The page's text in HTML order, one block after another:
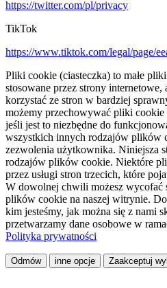
https://twitter.com/pl/privacy
TikTok
https://www.tiktok.com/legal/page/
Pliki cookie (ciasteczka) to małe
stosowane przez strony
korzystać ze stron w bardziej
możemy przechowywać pliki
jeśli jest to niezbędne do
wszystkich innych rodzajów plików
zezwolenia użytkownika. Niniejsza
rodzajów plików cookie. Niektóre
przez usługi stron trzecich, które
W dowolnej chwili możesz wycofać
plików cookie na naszej witrynie.
kim jesteśmy, jak można się z nami
przetwarzamy dane osobowe w
Polityka prywatności
Odmów inne opcje Zaakceptuj